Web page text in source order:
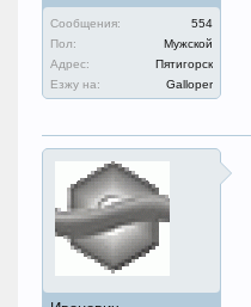
Сообщения:
554
Пол:
Мужской
Адрес:
Пятигорск
Езжу на:
Galloper